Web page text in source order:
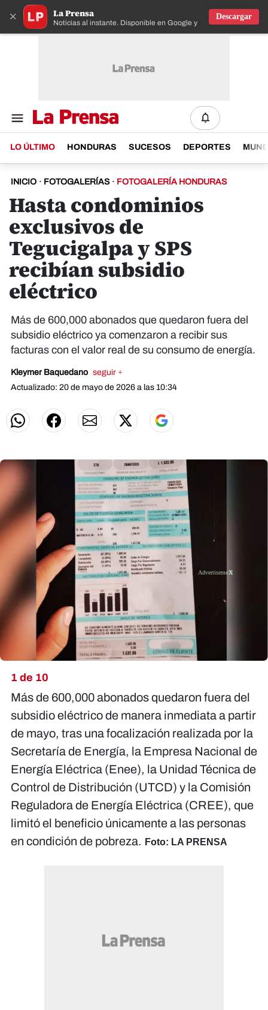
× La Prensa
Noticias al instante. Disponible en Google y IOS
Descargar
LO ÚLTIMO HONDURAS SUCESOS DEPORTES
INICIO · FOTOGALERÍAS · FOTOGALERÍA HONDURAS
Hasta condominios
exclusivos de
Tegucigalpa y SPS
recibían subsidio
eléctrico
Más de 600,000 abonados que quedaron fuera del
subsidio eléctrico ya comenzaron a recibir sus
facturas con el valor real de su consumo de energía.
Kleymer Baquedano seguir +
Actualizado: 20 de mayo de 2026 a las 10:34
1 de 10
Más de 600,000 abonados quedaron fuera del
subsidio eléctrico de manera inmediata a partir
de mayo, tras una focalización realizada por la
Secretaría de Energía, la Empresa Nacional de
Energía Eléctrica (Enee), la Unidad Técnica de
Control de Distribución (UTCD) y la Comisión
Reguladora de Energía Eléctrica (CREE), que
limitó el beneficio únicamente a las personas
en condición de pobreza. Foto: LA PRENSA
X